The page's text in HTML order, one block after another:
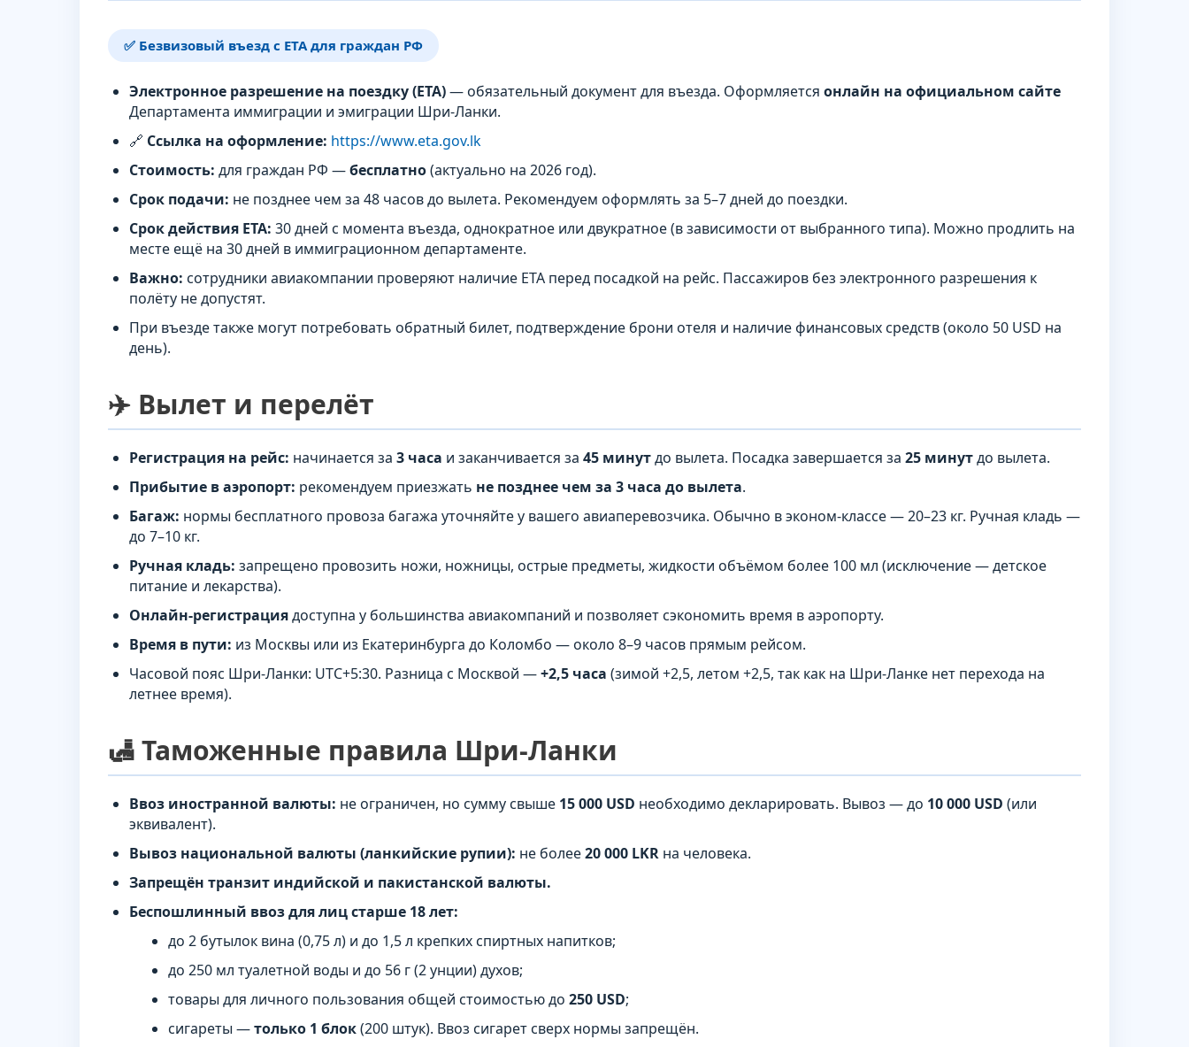
✅ Безвизовый въезд с ETA для граждан РФ
Электронное разрешение на поездку (ETA)— обязательный документ для въезда. Оформляется онлайн на официальном сайте
Департамента иммиграции и эмиграции Шри-Ланки.
🔗 Ссылка на оформление: https://www.eta.gov.lk
Стоимость: для граждан РФ —бесплатно(актуально на 2026 год).
Срок подачи: не позднее чем за 48 часов до вылета. Рекомендуем оформлять за 5–7 дней до поездки.
Срок действия ETA: 30 дней с момента въезда, однократное или двукратное (в зависимости от выбранного типа). Можно продлить на
месте ещё на 30 дней в иммиграционном департаменте.
Важно: сотрудники авиакомпании проверяют наличие ETA перед посадкой на рейс. Пассажиров без электронного разрешения к
полёту не допустят.
При въезде также могут потребовать обратный билет, подтверждение брони отеля и наличие финансовых средств (около 50 USD на
день).
✈️ Вылет и перелёт
Регистрация на рейс: начинается за 3 часа и заканчивается за 45 минутдо вылета. Посадка завершается за 25 минутдо вылета.
Прибытие в аэропорт: рекомендуем приезжать не позднее чем за 3 часа до вылета.
Багаж: нормы бесплатного провоза багажа уточняйте у вашего авиаперевозчика. Обычно в эконом-классе — 20–23 кг. Ручная кладь —
до 7–10 кг.
Ручная кладь: запрещено провозить ножи, ножницы, острые предметы, жидкости объёмом более 100 мл (исключение — детское
питание и лекарства).
Онлайн-регистрациядоступна у большинства авиакомпаний и позволяет сэкономить время в аэропорту.
Время в пути: из Москвы или из Екатеринбурга до Коломбо — около 8–9 часов прямым рейсом.
Часовой пояс Шри-Ланки: UTC+5:30. Разница с Москвой —+2,5 часа (зимой +2,5, летом +2,5, так как на Шри-Ланке нет перехода на
летнее время).
🛃 Таможенные правила Шри-Ланки
Ввоз иностранной валюты: не ограничен, но сумму свыше 15 000 USD необходимо декларировать. Вывоз — до 10 000 USD (или
эквивалент).
Вывоз национальной валюты (ланкийские рупии): не более20 000 LKR на человека.
Запрещён транзит индийской и пакистанской валюты.
Беспошлинный ввоз для лиц старше 18 лет:
до 2 бутылок вина (0,75 л) и до 1,5 л крепких спиртных напитков;
до 250 мл туалетной воды и до 56 г (2 унции) духов;
товары для личного пользования общей стоимостью до 250 USD;
сигареты —только 1 блок(200 штук). Ввоз сигарет сверх нормы запрещён.